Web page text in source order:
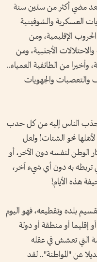
مضي أكثر من ستين سنة
العسكرية والشوفينية
الإقليمية، ومن
الأجنبية، ومن
وأخيرا من الطائفية العمياء..
والتعصبات والجهويات
الناس إليه من كل حدب
نحو الشتات! ولعل
الوطن لنفسه دون الآخر، أو
تربطه به دون أي شيء آخر،
هذه الأيام!
بلده وتقطيعه، فهو اليوم
إقليما أو منطقة أو دولة
التي تعشش في عقله
عن "المواطنة".. لقد